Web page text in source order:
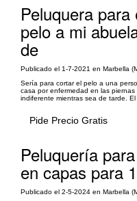
Peluquera
pelo a mi
de
Publicado el 1-7-2021 en Marbella
Sería para cortar el pelo a una
casa por enfermedad en las
indiferente mientras sea de tarde.
Pide Precio Gratis
Peluquería
en capas para
Publicado el 2-5-2024 en Marbella